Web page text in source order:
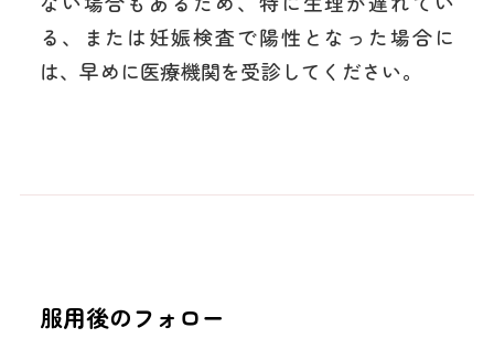
る、または妊娠検査で陽性となった場合に
は、早めに医療機関を受診してください。
服用後のフォロー